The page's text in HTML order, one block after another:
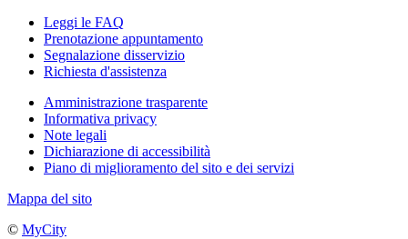
Leggi le FAQ
Prenotazione appuntamento
Segnalazione disservizio
Richiesta d'assistenza
Amministrazione trasparente
Informativa privacy
Note legali
Dichiarazione di accessibilità
Piano di miglioramento del sito e dei servizi
Mappa del sito
© MyCity